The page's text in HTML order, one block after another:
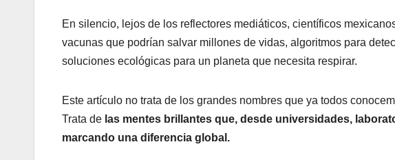
En silencio, lejos de los reflectores mediáticos, científicos
vacunas que podrían salvar millones de vidas, algoritmos para
soluciones ecológicas para un planeta que necesita respirar.
Este artículo no trata de los grandes nombres que ya todos
Trata de las mentes brillantes que, desde universidades,
marcando una diferencia global.